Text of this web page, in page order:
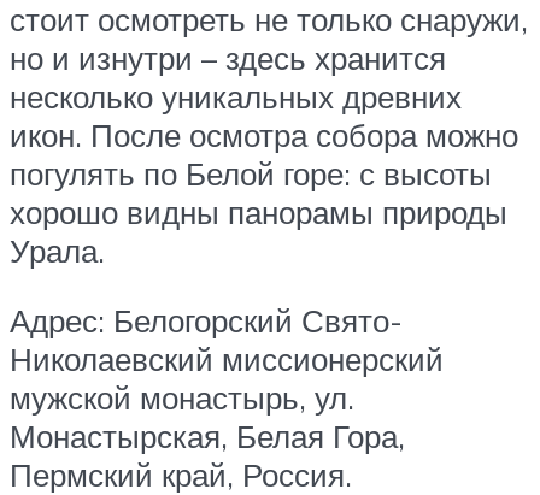
стоит осмотреть не только снаружи,
но и изнутри – здесь хранится
несколько уникальных древних
икон. После осмотра собора можно
погулять по Белой горе: с высоты
хорошо видны панорамы природы
Урала.
Адрес: Белогорский Свято-
Николаевский миссионерский
мужской монастырь, ул.
Монастырская, Белая Гора,
Пермский край, Россия.